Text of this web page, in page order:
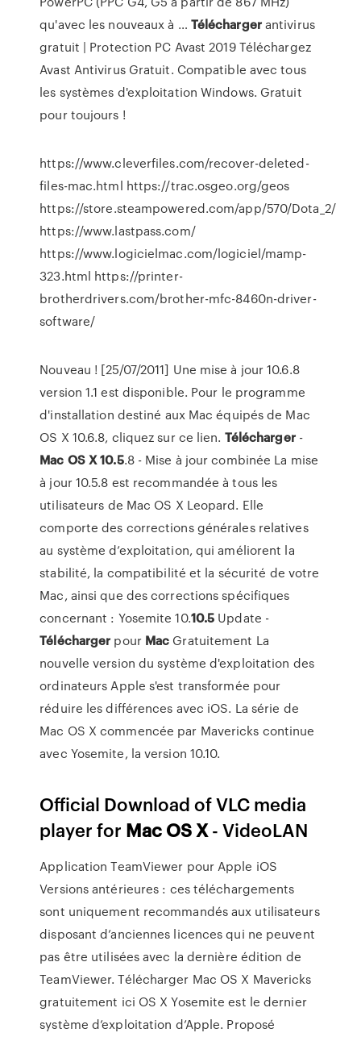
qu'avec les nouveaux à … Téléchargerantivirus
gratuit | Protection PC Avast 2019Téléchargez
Avast Antivirus Gratuit. Compatible avec tous
les systèmes d'exploitation Windows. Gratuit
pour toujours !
https://www.cleverfiles.com/recover-deleted-
files-mac.html https://trac.osgeo.org/geos
https://store.steampowered.com/app/570/Dota_2/
https://www.lastpass.com/
https://www.logicielmac.com/logiciel/mamp-
323.html https://printer-
brotherdrivers.com/brother-mfc-8460n-driver-
software/
Nouveau ! [25/07/2011] Une mise à jour 10.6.8
version 1.1 est disponible. Pour le programme
d'installation destiné aux Mac équipés de Mac
OS X 10.6.8, cliquez sur ce lien. Télécharger-
Mac OSX10.5.8 - Mise à jour combinée La mise
à jour 10.5.8 est recommandée à tous les
utilisateurs de Mac OS X Leopard. Elle
comporte des corrections générales relatives
au système d’exploitation, qui améliorent la
stabilité, la compatibilité et la sécurité de votre
Mac, ainsi que des corrections spécifiques
concernant : Yosemite 10.10.5 Update -
Télécharger pour Mac Gratuitement La
nouvelle version du système d'exploitation des
ordinateurs Apple s'est transformée pour
réduire les différences avec iOS. La série de
Mac OS X commencée par Mavericks continue
avec Yosemite, la version 10.10.
Official Download of VLC media
player for Mac OS X- VideoLAN
Application TeamViewer pour Apple iOS
Versions antérieures : ces téléchargements
sont uniquement recommandés aux utilisateurs
disposant d’anciennes licences qui ne peuvent
pas être utilisées avec la dernière édition de
TeamViewer. Télécharger Mac OS X Mavericks
gratuitement ici OS X Yosemite est le dernier
système d’exploitation d’Apple. Proposé